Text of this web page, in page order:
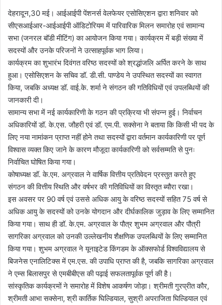
देहरादून,30 मई। आईआईपी पेंशनर्स वेलफेयर एसोसिएशन द्वारा शनिवार को
सीएसआईआर-आईआईपी ऑडिटोरियम में पारिवारिक मिलन समारोह एवं सामान्य
सभा (जनरल बॉडी मीटिंग) का आयोजन किया गया। कार्यक्रम में बड़ी संख्या में
सदस्यों और उनके परिजनों ने उत्साहपूर्वक भाग लिया।
कार्यक्रम का शुभारंभ दिवंगत वरिष्ठ सदस्यों को श्रद्धांजलि अर्पित करने के साथ
हुआ। एसोसिएशन के सचिव डॉ. डी.सी. पाण्डेय ने उपस्थित सदस्यों का स्वागत
किया, जबकि अध्यक्ष डॉ. वाई.के. शर्मा ने संगठन की गतिविधियों एवं उपलब्धियों की
जानकारी दी।
सामान्य सभा में नई कार्यकारिणी के गठन की प्रक्रिया भी संपन्न हुई। निर्वाचन
अधिकारियों डॉ. के.एस. जौहरी एवं डॉ. एम.पी. सक्सेना ने बताया कि किसी भी पद के
लिए नया नामांकन प्राप्त नहीं होने तथा सदस्यों द्वारा वर्तमान कार्यकारिणी पर पूर्ण
विश्वास व्यक्त किए जाने के कारण मौजूदा कार्यकारिणी को सर्वसम्मति से पुनः
निर्वाचित घोषित किया गया।
कोषाध्यक्ष डॉ. के.एम. अग्रवाल ने वार्षिक वित्तीय प्रतिवेदन प्रस्तुत करते हुए
संगठन की वित्तीय स्थिति और वर्षभर की गतिविधियों का विस्तृत ब्यौरा रखा।
इस अवसर पर 90 वर्ष एवं उससे अधिक आयु के वरिष्ठ सदस्यों सहित 75 वर्ष से
अधिक आयु के सदस्यों को उनके योगदान और दीर्घकालिक जुड़ाव के लिए सम्मानित
किया गया। साथ ही डॉ. के.एम. अग्रवाल के पौत्र शुभम अग्रवाल और पौत्री
सागरिका अग्रवाल को उनकी उल्लेखनीय शैक्षणिक उपलब्धियों के लिए सम्मानित
किया गया। शुभम अग्रवाल ने यूनाइटेड किंगडम के ऑक्सफोर्ड विश्वविद्यालय से
बिजनेस एनालिटिक्स में एम.एस. की उपाधि प्राप्त की है, जबकि सागरिका अग्रवाल
ने एम्स बिलासपुर से एमबीबीएस की पढ़ाई सफलतापूर्वक पूर्ण की है।
सांस्कृतिक कार्यक्रमों ने समारोह में विशेष आकर्षण जोड़ा। श्रीमती गुरप्रीत कौर,
श्रीमती आभा सक्सेना, श्री कार्तिक घिल्डियाल, सुश्री अपराजिता घिल्डियाल एवं